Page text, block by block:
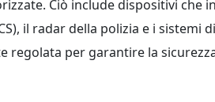
Ciò include dispositivi che
il radar della polizia e i sistemi
regolata per garantire la